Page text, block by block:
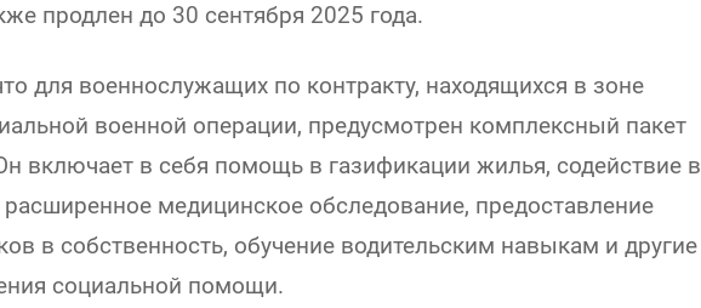
продлен до 30 сентября 2025 года.
для военнослужащих по контракту, находящихся в зоне
военной операции, предусмотрен комплексный пакет
включает в себя помощь в газификации жилья, содействие в
расширенное медицинское обследование, предоставление
в собственность, обучение водительским навыкам и другие
социальной помощи.